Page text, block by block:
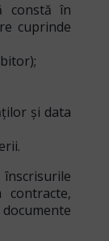
constă în
cuprinde
și data
înscrisurile
contracte,